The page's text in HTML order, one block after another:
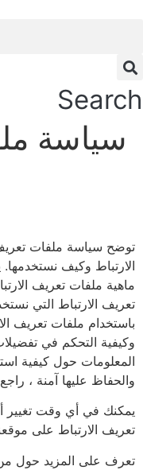
Search
سياسة
توضح سياسة ملفات
الارتباط وكيف
ماهية ملفات تعريف
تعريف الارتباط التي
باستخدام ملفات تعريف
وكيفية التحكم في
المعلومات حول كيفية
والحفاظ عليها آمنة ،
يمكنك في أي وقت
تعريف الارتباط على
تعرف على المزيد حول